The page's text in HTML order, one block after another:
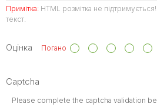
Примітка: HTML розмітка не
текст.
Оцінка Погано
Captcha
Please complete the captcha validation